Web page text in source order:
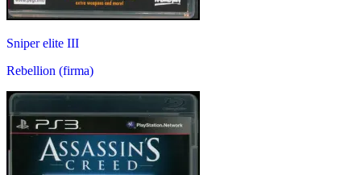
Sniper elite III
Rebellion (firma)